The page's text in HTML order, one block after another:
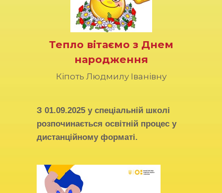
Тепло вітаємо з Днем
народження
Кіпоть Людмилу Іванівну
З 01.09.2025 у спеціальній школі
розпочинається освітній процес у
дистанційному форматі.